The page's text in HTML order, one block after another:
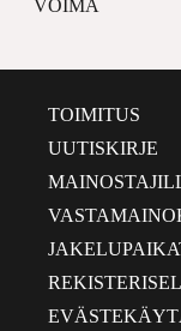
VOIMA
TOIMITUS
UUTISKIRJE